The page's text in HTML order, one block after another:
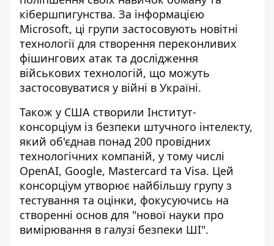
кібершпигунства. За інформацією
Microsoft, ці групи застосовують новітні
технології для створення переконливих
фішингових атак та дослідження
військових технологій, що можуть
застосовуватися у війні в Україні.
Також у США створили Інститут-
консорціум із безпеки штучного інтелекту,
який об'єднав понад 200 провідних
технологічних компаній, у тому числі
OpenAI, Google, Mastercard та Visa. Цей
консорціум утворює найбільшу групу з
тестування та оцінки, фокусуючись на
створенні основ для "нової науки про
вимірювання в галузі безпеки ШІ".